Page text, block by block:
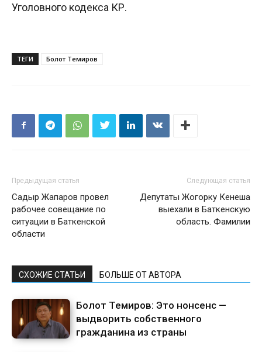
Уголовного кодекса КР.
ТЕГИ Болот Темиров
Предыдущая статья
Садыр Жапаров провел
рабочее совещание по
ситуации в Баткенской
области
Следующая статья
Депутаты Жогорку Кенеша
выехали в Баткенскую
область. Фамилии
СХОЖИЕ СТАТЬИ БОЛЬШЕ ОТ АВТОРА
Болот Темиров: Это нонсенс —
выдворить собственного
гражданина из страны